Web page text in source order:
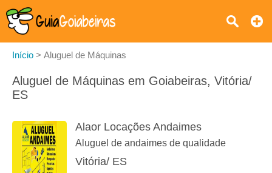
Início > Aluguel de Máquinas
Aluguel de Máquinas em Goiabeiras, Vitória/
ES
Alaor Locações Andaimes
Aluguel de andaimes de qualidade
Vitória/ ES